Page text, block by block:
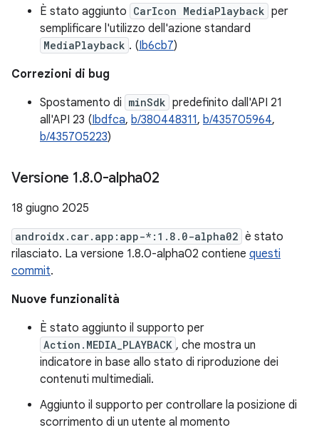
È stato aggiunto CarIcon MediaPlayback per
semplificare l'utilizzo dell'azione standard
MediaPlayback . (Ib6cb7)
Correzioni di bug
Spostamento di minSdk predefinito dall'API 21
all'API 23 (Ibdfca, b/380448311, b/435705964,
b/435705223)
Versione 1.8.0-alpha02
18 giugno 2025
androidx.car.app:app-*:1.8.0-alpha02 è stato
rilasciato. La versione 1.8.0-alpha02 contiene questi
commit.
Nuove funzionalità
È stato aggiunto il supporto per
Action.MEDIA_PLAYBACK , che mostra un
indicatore in base allo stato di riproduzione dei
contenuti multimediali.
Aggiunto il supporto per controllare la posizione di
scorrimento di un utente al momento